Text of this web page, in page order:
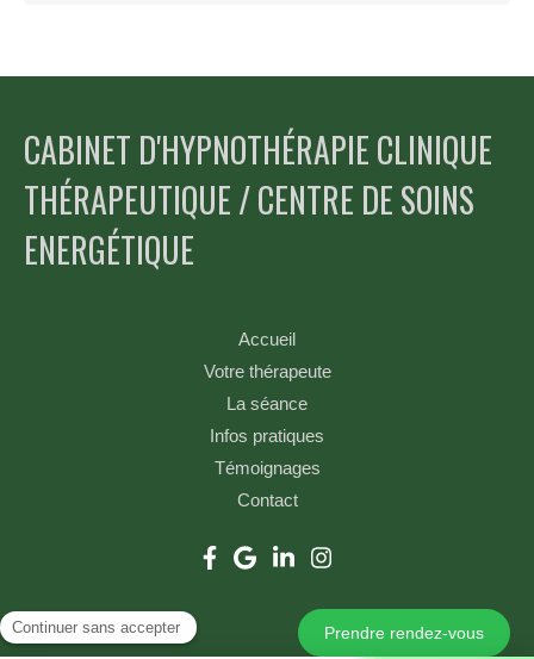
CABINET D'HYPNOTHÉRAPIE CLINIQUE
THÉRAPEUTIQUE / CENTRE DE SOINS
ENERGÉTIQUE
Accueil
Votre thérapeute
La séance
Infos pratiques
Témoignages
Contact
Prendre rendez-vous